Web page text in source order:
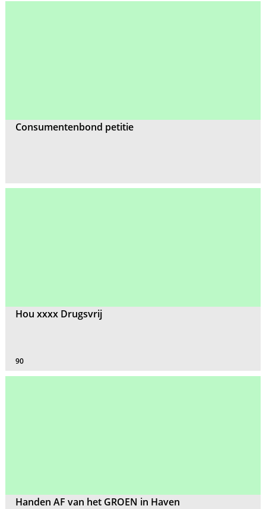
Consumentenbond petitie
Hou xxxx Drugsvrij
90
Handen AF van het GROEN in Haven